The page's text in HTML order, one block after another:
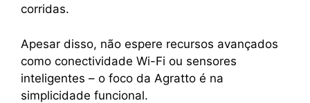
corridas.
Apesar disso, não espere recursos avançados
como conectividade Wi-Fi ou sensores
inteligentes – o foco da Agratto é na
simplicidade funcional.